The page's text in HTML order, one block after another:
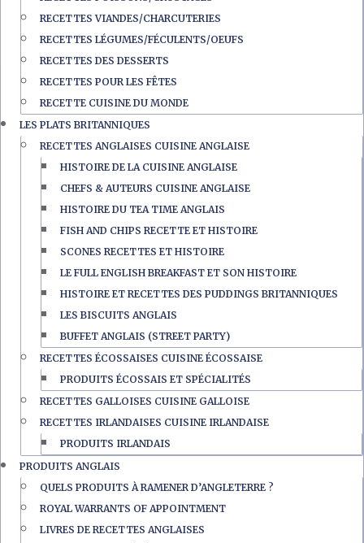
RECETTES VIANDES/CHARCUTERIES
RECETTES LÉGUMES/FÉCULENTS/OEUFS
RECETTES DES DESSERTS
RECETTES POUR LES FÊTES
RECETTE CUISINE DU MONDE
LES PLATS BRITANNIQUES
RECETTES ANGLAISES CUISINE ANGLAISE
HISTOIRE DE LA CUISINE ANGLAISE
CHEFS & AUTEURS CUISINE ANGLAISE
HISTOIRE DU TEA TIME ANGLAIS
FISH AND CHIPS RECETTE ET HISTOIRE
SCONES RECETTES ET HISTOIRE
LE FULL ENGLISH BREAKFAST ET SON HISTOIRE
HISTOIRE ET RECETTES DES PUDDINGS BRITANNIQUES
LES BISCUITS ANGLAIS
BUFFET ANGLAIS (STREET PARTY)
RECETTES ÉCOSSAISES CUISINE ÉCOSSAISE
PRODUITS ÉCOSSAIS ET SPÉCIALITÉS
RECETTES GALLOISES CUISINE GALLOISE
RECETTES IRLANDAISES CUISINE IRLANDAISE
PRODUITS IRLANDAIS
PRODUITS ANGLAIS
QUELS PRODUITS À RAMENER D’ANGLETERRE ?
ROYAL WARRANTS OF APPOINTMENT
LIVRES DE RECETTES ANGLAISES